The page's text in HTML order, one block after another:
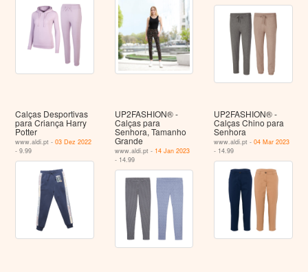
Calças Desportivas
para Criança Harry
Potter
www.aldi.pt -03 Dez 2022
- 9.99
UP2FASHION® -
Calças para
Senhora, Tamanho
Grande
www.aldi.pt - 14 Jan 2023
- 14.99
UP2FASHION® -
Calças Chino para
Senhora
www.aldi.pt -04 Mar 2023
- 14.99